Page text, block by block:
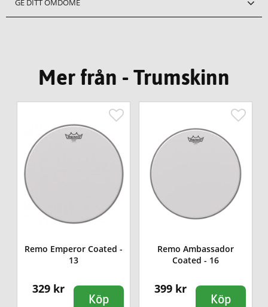
Mer från - Trumskinn
Remo Emperor Coated -
13
329 kr
Köp
Remo Ambassador
Coated - 16
399 kr
Köp